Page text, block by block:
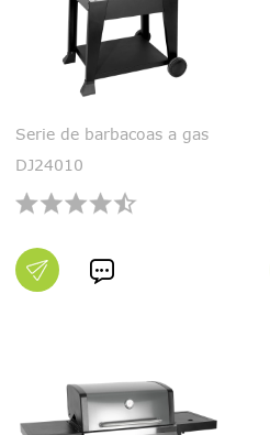
Serie de barbacoas a gas
DJ24010
